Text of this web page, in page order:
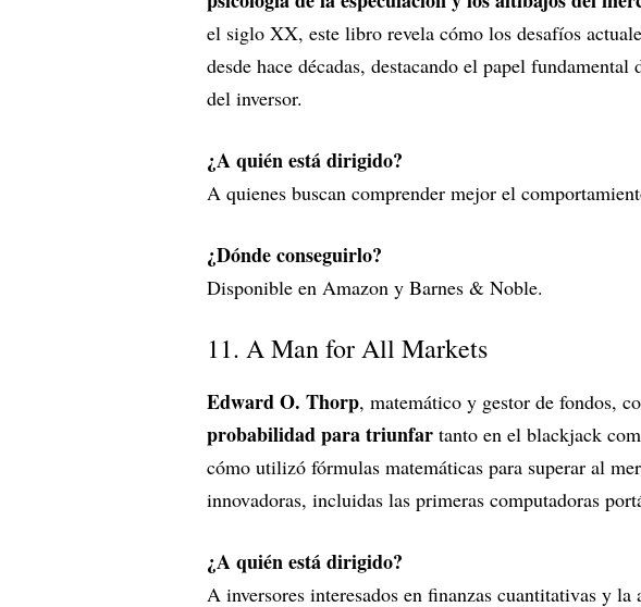
el siglo XX, este libro revela cómo los desafíos
desde hace décadas, destacando el papel
del inversor.
¿A quién está dirigido?
A quienes buscan comprender mejor el
¿Dónde conseguirlo?
Disponible en Amazon y Barnes & Noble.
11. A Man for All Markets
Edward O. Thorp, matemático y gestor de fondos,
probabilidad para triunfar tanto en el blackjack
cómo utilizó fórmulas matemáticas para superar al
innovadoras, incluidas las primeras computadoras
¿A quién está dirigido?
A inversores interesados en finanzas cuantitativas y